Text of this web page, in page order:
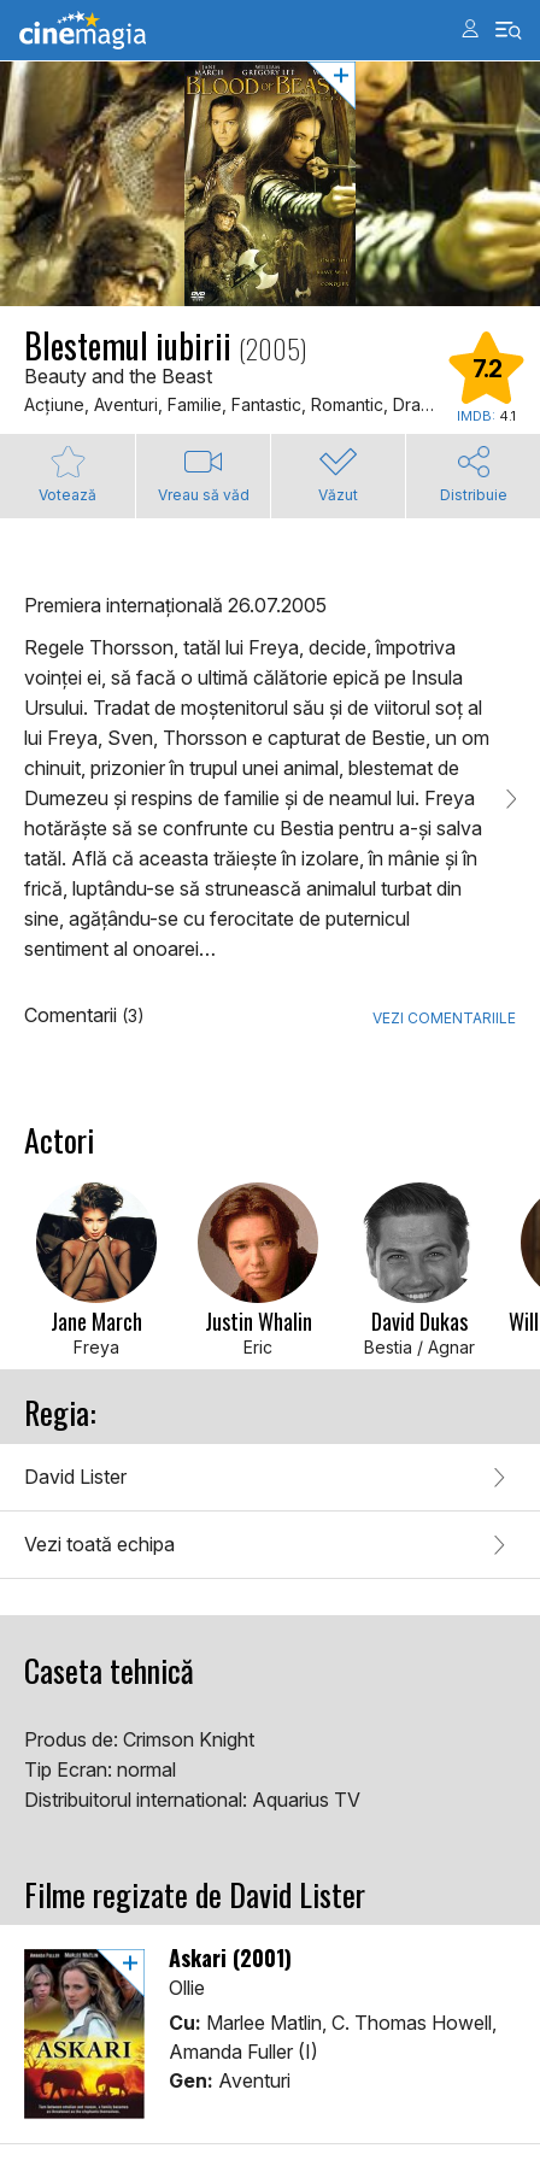
Blestemul iubirii (2005)
Beauty and the Beast
Acţiune, Aventuri, Familie, Fantastic, Romantic, Dragoste
7.2
IMDB: 4.1
Votează Vreau să văd Văzut Distribuie
Premiera internațională 26.07.2005
Regele Thorsson, tatăl lui Freya, decide, împotriva
voinței ei, să facă o ultimă călătorie epică pe Insula
Ursului. Tradat de moștenitorul său și de viitorul soț al
lui Freya, Sven, Thorsson e capturat de Bestie, un om
chinuit, prizonier în trupul unei animal, blestemat de
Dumezeu și respins de familie și de neamul lui. Freya
hotărăște să se confrunte cu Bestia pentru a-și salva
tatăl. Află că aceasta trăiește în izolare, în mânie și în
frică, luptându-se să strunească animalul turbat din
sine, agățându-se cu ferocitate de puternicul
sentiment al onoarei…
Comentarii (3) VEZI COMENTARIILE
Actori
Jane March
Freya
Justin Whalin
Eric
David Dukas
Bestia / Agnar
Regia:
David Lister
Vezi toată echipa
Caseta tehnică
Produs de: Crimson Knight
Tip Ecran: normal
Distribuitorul international: Aquarius TV
Filme regizate de David Lister
Askari (2001)
Ollie
Cu: Marlee Matlin, C. Thomas Howell,
Amanda Fuller (I)
Gen: Aventuri